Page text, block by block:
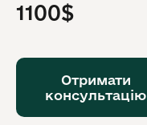
1100$
Отримати
консультацію